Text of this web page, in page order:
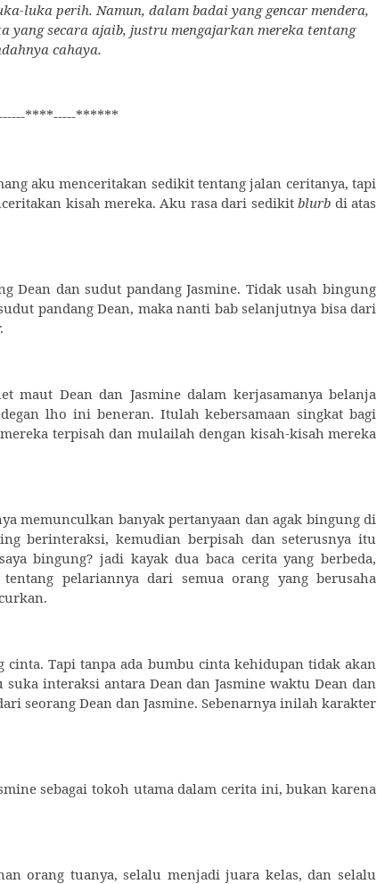
luka perih. Namun, dalam badai yang gencar mendera,
yang secara ajaib, justru mengajarkan mereka tentang
cahaya.
****-----******
aku menceritakan sedikit tentang jalan ceritanya, tapi
kisah mereka. Aku rasa dari sedikitblurb di atas
Dean dan sudut pandang Jasmine. Tidak usah bingung
pandang Dean, maka nanti bab selanjutnya bisa dari
maut Dean dan Jasmine dalam kerjasamanya belanja
lho ini beneran. Itulah kebersamaan singkat bagi
terpisah dan mulailah dengan kisah-kisah mereka
memunculkan banyak pertanyaan dan agak bingung di
berinteraksi, kemudian berpisah dan seterusnya itu
bingung? jadi kayak dua baca cerita yang berbeda,
pelariannya dari semua orang yang berusaha
Tapi tanpa ada bumbu cinta kehidupan tidak akan
interaksi antara Dean dan Jasmine waktu Dean dan
seorang Dean dan Jasmine. Sebenarnya inilah karakter
sebagai tokoh utama dalam cerita ini, bukan karena
orang tuanya, selalu menjadi juara kelas, dan selalu